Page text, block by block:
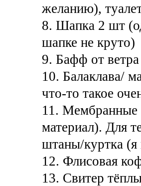
желанию),
8. Шапка 2 шт
шапке не круто)
9. Бафф от
10. Балаклава/
что-то такое
11. Мембранные
материал). Для
штаны/куртка
12. Флисовая
13. Свитер